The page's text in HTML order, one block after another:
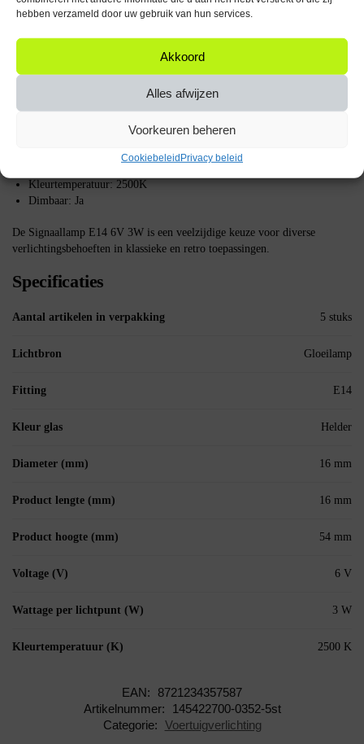
hebben verzameld door uw gebruik van hun services.
Akkoord
Alles afwijzen
Voorkeuren beheren
Cookiebeleid Privacy beleid
stroom wordt voorzien, begint de gloeidraad te gloeien en licht uit te
Kleurtemperatuur: 2500K
Dimbaar: Ja
De Signaallamp E14 6V 3W is een veelzijdige keuze voor diverse
verlichtingsbehoeften in klassieke en retro toepassingen.
Specificaties
Aantal artikelen in verpakking 5 stuks
Lichtbron Gloeilamp
Fitting E14
Kleur glas Helder
Diameter (mm) 16 mm
Product lengte (mm) 16 mm
Product hoogte (mm) 54 mm
Voltage (V) 6 V
Wattage per lichtpunt (W) 3 W
Kleurtemperatuur (K) 2500 K
EAN:
8721234357587
Artikelnummer:
145422700-0352-5st
Categorie: Voertuigverlichting